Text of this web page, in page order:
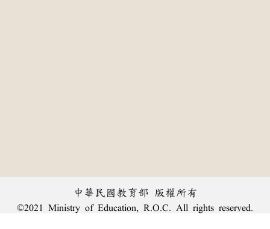
中華民國教育部 版權所有
©2021 Ministry of Education, R.O.C. All rights reserved.